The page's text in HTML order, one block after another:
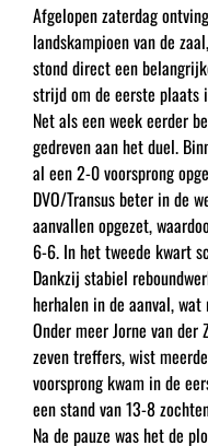
Afgelopen zaterdag
landskampioen van de
stond direct een
strijd om de eerste plaats
Net als een week eerder
gedreven aan het duel.
al een 2-0 voorsprong
DVO/Transus beter in de
aanvallen opgezet,
6-6. In het tweede kwart
Dankzij stabiel
herhalen in de aanval,
Onder meer Jorne van
zeven treffers, wist
voorsprong kwam in de
een stand van 13-8
Na de pauze was het de